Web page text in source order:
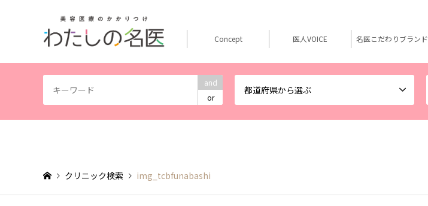
and
or
都道府県から選ぶ
Concept 医人VOICE 名医こだわりブランド
クリニック検索 img_tcbfunabashi